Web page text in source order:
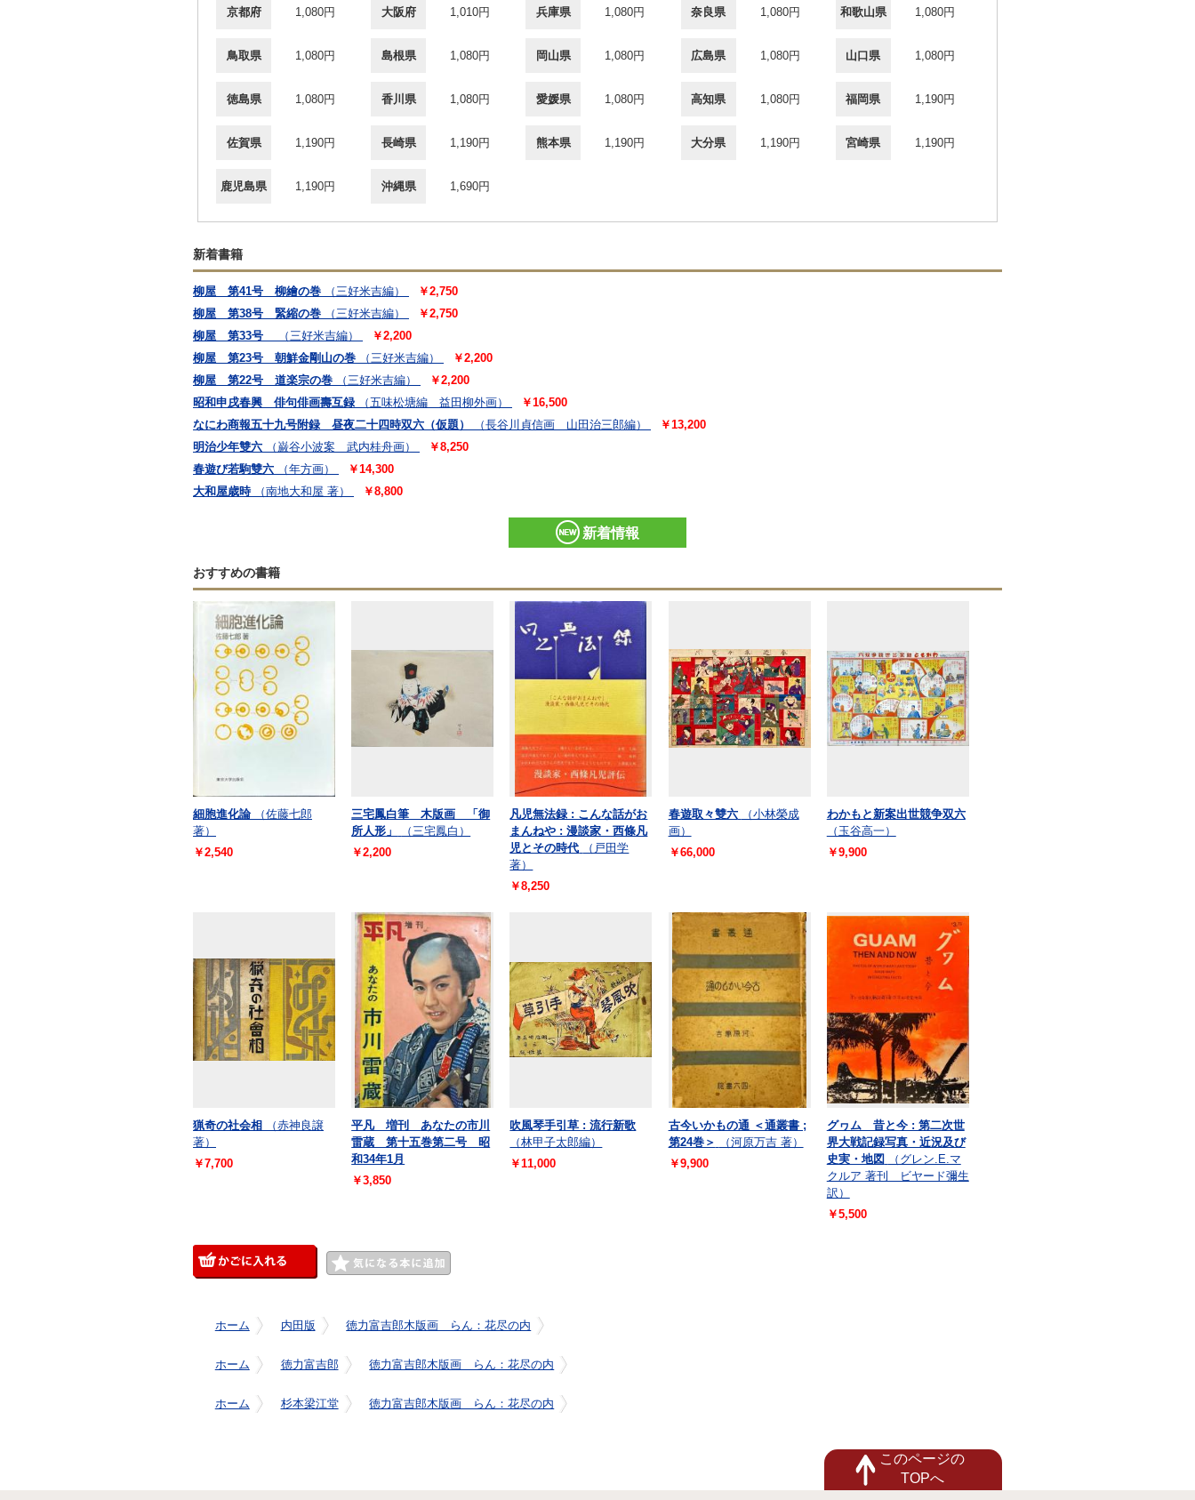
京都府 1,080円 大阪府 1,010円 兵庫県 1,080円 奈良県 1,080円 和歌山県 1,080円
鳥取県 1,080円 島根県 1,080円 岡山県 1,080円 広島県 1,080円 山口県 1,080円
徳島県 1,080円 香川県 1,080円 愛媛県 1,080円 高知県 1,080円 福岡県 1,190円
佐賀県 1,190円 長崎県 1,190円 熊本県 1,190円 大分県 1,190円 宮崎県 1,190円
鹿児島県 1,190円 沖縄県 1,690円
新着書籍
柳屋 第41号 柳繪の巻 （三好米吉編）
￥2,750
柳屋 第38号 緊縮の巻
（三好米吉編）
￥2,750
柳屋 第33号
（三好米吉編）
￥2,200
柳屋 第23号 朝鮮金剛山の巻
（三好米吉編）
￥2,200
柳屋 第22号 道楽宗の巻
（三好米吉編）
￥2,200
昭和申戌春興 俳句俳画壽互録
（五味松塘編 益田柳外画）
￥16,500
なにわ商報五十九号附録 昼夜二十四時双六（仮題）
（長谷川貞信画 山田治三郎編）
￥13,200
明治少年雙六
（巌谷小波案 武内桂舟画）
￥8,250
春遊び若駒雙六
（年方画）
￥14,300
大和屋歳時
（南地大和屋 著） ￥8,800
新着情報
おすすめの書籍
細胞進化論
（佐藤七郎
著）
￥2,540
三宅鳳白筆 木版画 「御
所人形」
（三宅鳳白）
￥2,200
凡児無法録 : こんな話がお
まんねや : 漫談家・西條凡
児とその時代
（戸田学
著）
￥8,250
春遊取々雙六
（小林榮成
画）
￥66,000
わかもと新案出世競争双六
（玉谷高一）
￥9,900
猟奇の社会相
（赤神良譲
著）
￥7,700
平凡 増刊 あなたの市川
雷蔵 第十五巻第二号 昭
和34年1月
￥3,850
吹風琴手引草 : 流行新歌
（林甲子太郎編）
￥11,000
古今いかもの通 ＜通叢書 ;
第24巻＞
（河原万吉 著）
￥9,900
グヮム 昔と今 : 第二次世
界大戦記録写真・近況及び
史実・地図
（グレン.E.マ
クルア 著刊 ビヤード彌生
訳）
￥5,500
ホーム 内田版 徳力富吉郎木版画 らん：花尽の内
ホーム 徳力富吉郎 徳力富吉郎木版画 らん：花尽の内
ホーム 杉本梁江堂 徳力富吉郎木版画 らん：花尽の内
このページの
TOPへ